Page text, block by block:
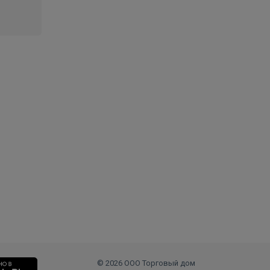
© 2026 ООО Торговый дом